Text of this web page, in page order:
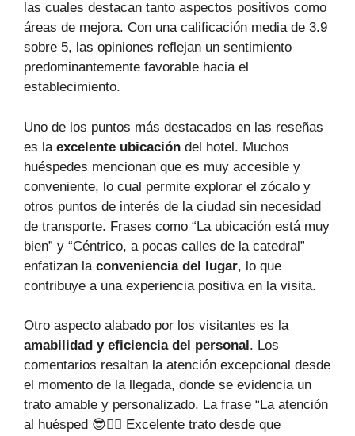
las cuales destacan tanto aspectos positivos como
áreas de mejora. Con una calificación media de 3.9
sobre 5, las opiniones reflejan un sentimiento
predominantemente favorable hacia el
establecimiento.
Uno de los puntos más destacados en las reseñas
es la excelente ubicación del hotel. Muchos
huéspedes mencionan que es muy accesible y
conveniente, lo cual permite explorar el zócalo y
otros puntos de interés de la ciudad sin necesidad
de transporte. Frases como “La ubicación está muy
bien” y “Céntrico, a pocas calles de la catedral”
enfatizan la conveniencia del lugar, lo que
contribuye a una experiencia positiva en la visita.
Otro aspecto alabado por los visitantes es la
amabilidad y eficiencia del personal . Los
comentarios resaltan la atención excepcional desde
el momento de la llegada, donde se evidencia un
trato amable y personalizado. La frase “La atención
al huésped 😎👌🏼 Excelente trato desde que